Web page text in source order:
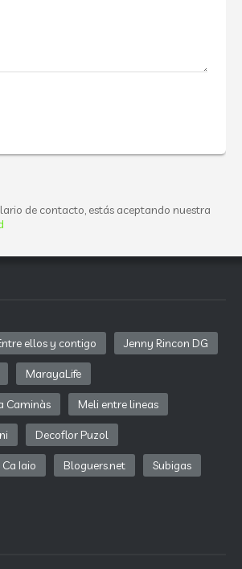
de contacto, estás aceptando nuestra
ellos y contigo Jenny Rincon DG
MarayaLife
Caminàs Meli entre lineas
Decoflor Puzol
Iaio Bloguers.net Subigas